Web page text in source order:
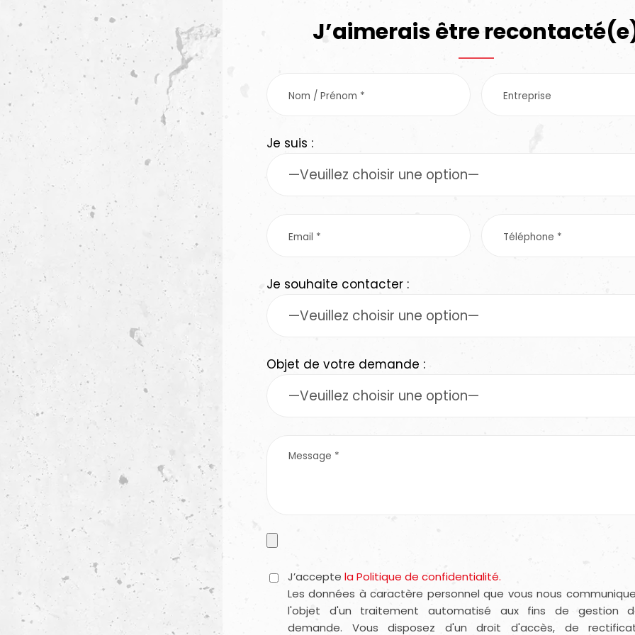
J’aimerais être
Je suis :
Je souhaite contacter :
Objet de votre demande :
J’accepte la Politique de confidentialité.
Les données à caractère personnel que vous nous
l'objet d'un traitement automatisé aux fins de gestion
demande. Vous disposez d'un droit d'accès, de